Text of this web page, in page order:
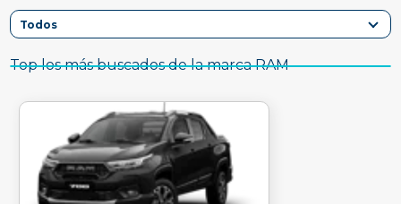
Top los más buscados de la marca RAM